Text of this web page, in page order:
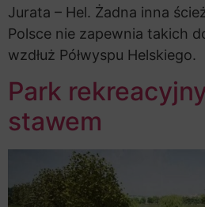
Jurata – Hel. Żadna inna
Polsce nie zapewnia takich
wzdłuż Półwyspu Helskiego.
Park
stawem